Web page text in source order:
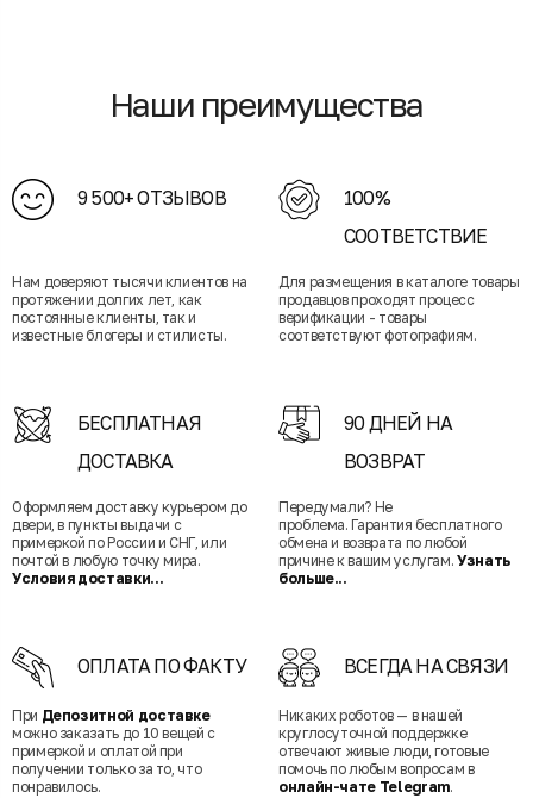
Наши преимущества
9 500+ ОТЗЫВОВ
Нам доверяют тысячи клиентов на
протяжении долгих лет, как
постоянные клиенты, так и
известные блогеры и стилисты.
100%
СООТВЕТСТВИЕ
Для размещения в каталоге товары
продавцов проходят процесс
верификации - товары
соответствуют фотографиям.
БЕСПЛАТНАЯ
ДОСТАВКА
Оформляем доставку курьером до
двери, в пункты выдачи с
примеркой по России и СНГ, или
почтой в любую точку мира.
Условия доставки...
90 ДНЕЙ НА
ВОЗВРАТ
Передумали? Не
проблема. Гарантия бесплатного
обмена и возврата по любой
причине к вашим услугам. Узнать
больше...
ОПЛАТА ПО ФАКТУ
При Депозитной доставке
можно заказать до 10 вещей с
примеркой и оплатой при
получении только за то, что
понравилось.
ВСЕГДА НА СВЯЗИ
Никаких роботов — в нашей
круглосуточной поддержке
отвечают живые люди, готовые
помочь по любым вопросам в
онлайн-чате Telegram.